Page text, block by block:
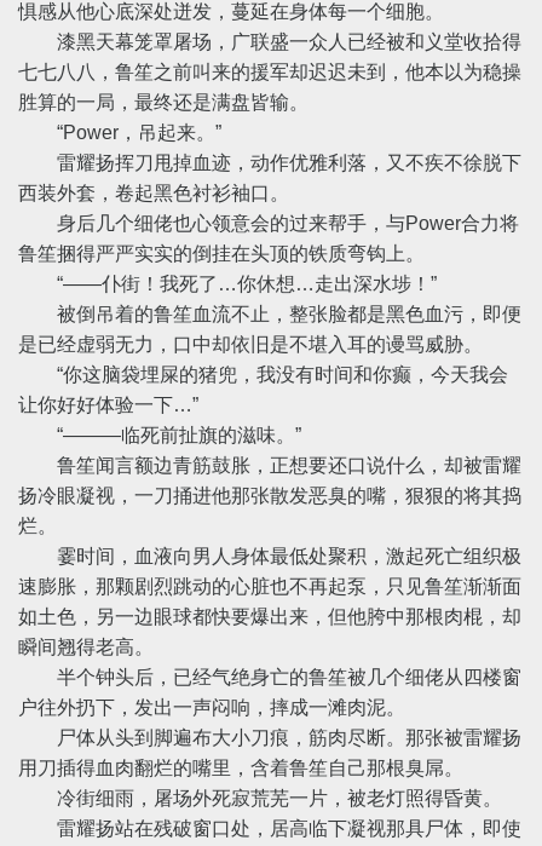
惧感从他心底深处迸发，蔓延在身体每一个细胞。
漆黑天幕笼罩屠场，广联盛一众人已经被和义堂收拾得
七七八八，鲁笙之前叫来的援军却迟迟未到，他本以为稳操
胜算的一局，最终还是满盘皆输。
“Power，吊起来。”
雷耀扬挥刀甩掉血迹，动作优雅利落，又不疾不徐脱下
西装外套，卷起黑色衬衫袖口。
身后几个细佬也心领意会的过来帮手，与Power合力将
鲁笙捆得严严实实的倒挂在头顶的铁质弯钩上。
“——仆街！我死了…你休想…走出深水埗！”
被倒吊着的鲁笙血流不止，整张脸都是黑色血污，即便
是已经虚弱无力，口中却依旧是不堪入耳的谩骂威胁。
“你这脑袋埋屎的猪兜，我没有时间和你癫，今天我会
让你好好体验一下…”
“———临死前扯旗的滋味。”
鲁笙闻言额边青筋鼓胀，正想要还口说什么，却被雷耀
扬冷眼凝视，一刀捅进他那张散发恶臭的嘴，狠狠的将其捣
烂。
霎时间，血液向男人身体最低处聚积，激起死亡组织极
速膨胀，那颗剧烈跳动的心脏也不再起泵，只见鲁笙渐渐面
如土色，另一边眼球都快要爆出来，但他胯中那根肉棍，却
瞬间翘得老高。
半个钟头后，已经气绝身亡的鲁笙被几个细佬从四楼窗
户往外扔下，发出一声闷响，摔成一滩肉泥。
尸体从头到脚遍布大小刀痕，筋肉尽断。那张被雷耀扬
用刀插得血肉翻烂的嘴里，含着鲁笙自己那根臭屌。
冷街细雨，屠场外死寂荒芜一片，被老灯照得昏黄。
雷耀扬站在残破窗口处，居高临下凝视那具尸体，即使